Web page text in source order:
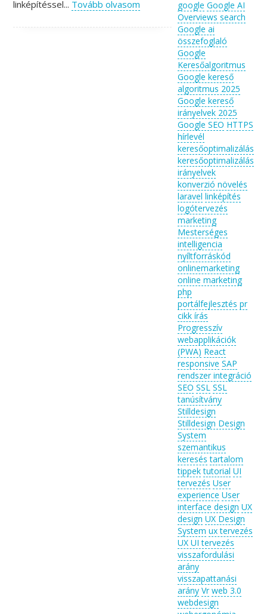
linképítéssel... Tovább olvasom
google Google AI
Overviews search
Google ai
összefoglaló
Google
Keresőalgoritmus
Google kereső
algoritmus 2025
Google kereső
irányelvek 2025
Google SEO HTTPS
hírlevél
keresőoptimalizálás
keresőoptimalizálás
irányelvek
konverzió növelés
laravel linképítés
logótervezés
marketing
Mesterséges
intelligencia
nyíltforráskód
onlinemarketing
online marketing
php
portálfejlesztés pr
cikk írás
Progresszív
webapplikációk
(PWA) React
responsive SAP
rendszer integráció
SEO SSL SSL
tanúsítvány
Stilldesign
Stilldesign Design
System
szemantikus
keresés tartalom
tippek tutorial UI
tervezés User
experience User
interface design UX
design UX Design
System ux tervezés
UX UI tervezés
visszafordulási
arány
visszapattanási
arány Vr web 3.0
webdesign